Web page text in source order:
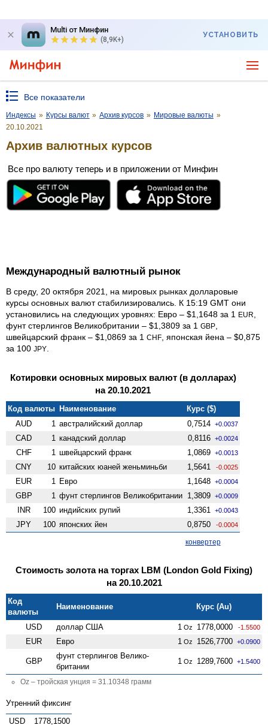
Multi от Минфин
(8,9K+)
УСТАНОВИТЬ
Все показатели
Индексы » Курсы валют » Архив курсов » Мировые валюты »
20.10.2021
Архив валютных курсов
Все про валюту теперь и в приложении от Минфин
Международный валютный рынок
В среду, 20 октября 2021, на мировых рынках долларовые
курсы основных валют стабилизировались. К 15:19 GMT они
установились на следующих уровнях: Евро – $1,1648 за 1 EUR
фунт стерлингов Велико­британии – $1,3809 за 1 GBP
швейцарский франк – $1,0869 за 1 CHF , японская йена – $0,875
за 100 JPY
Котировки основных мировых валют (в долларах)
на 20.10.2021
Код валюты Наименование
Курс ($)
AUD
1 австралийский доллар 0,7514 +0.0037
CAD 1 канадский доллар 0,8116 +0.0024
CHF 1 швейцарский франк 1,0869 +0.0013
CNY 10 китайских юаней женьминьби 1,5641 -0.0025
EUR 1 Евро 1,1648 +0.0004
GBP 1 фунт стерлингов Велико­британии 1,3809 +0.0009
INR 100 индийских рупий 1,3361 +0.0043
JPY 100 японских йен 0,8750 -0.0004
конвертер
Стоимость золота на торгах LBM (London Gold Fixing)
на 20.10.2021
Код
валюты
Наименование Курс (Au)
USD доллар США 1 Oz 1778,0000 -1.5500
EUR Евро 1 Oz 1526,7700 +0.0900
GBP
фунт стерлингов Велико­
британии
1 Oz 1289,7600 +1.5400
Oz – тройская унция = 31.10348 грамм
Утренний фиксинг
USD
1778,1500